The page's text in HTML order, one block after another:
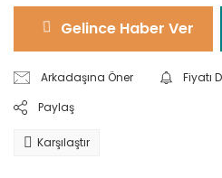
Gelince Haber Ver
Arkadaşına Öner
Fiyatı
Paylaş
Karşılaştır